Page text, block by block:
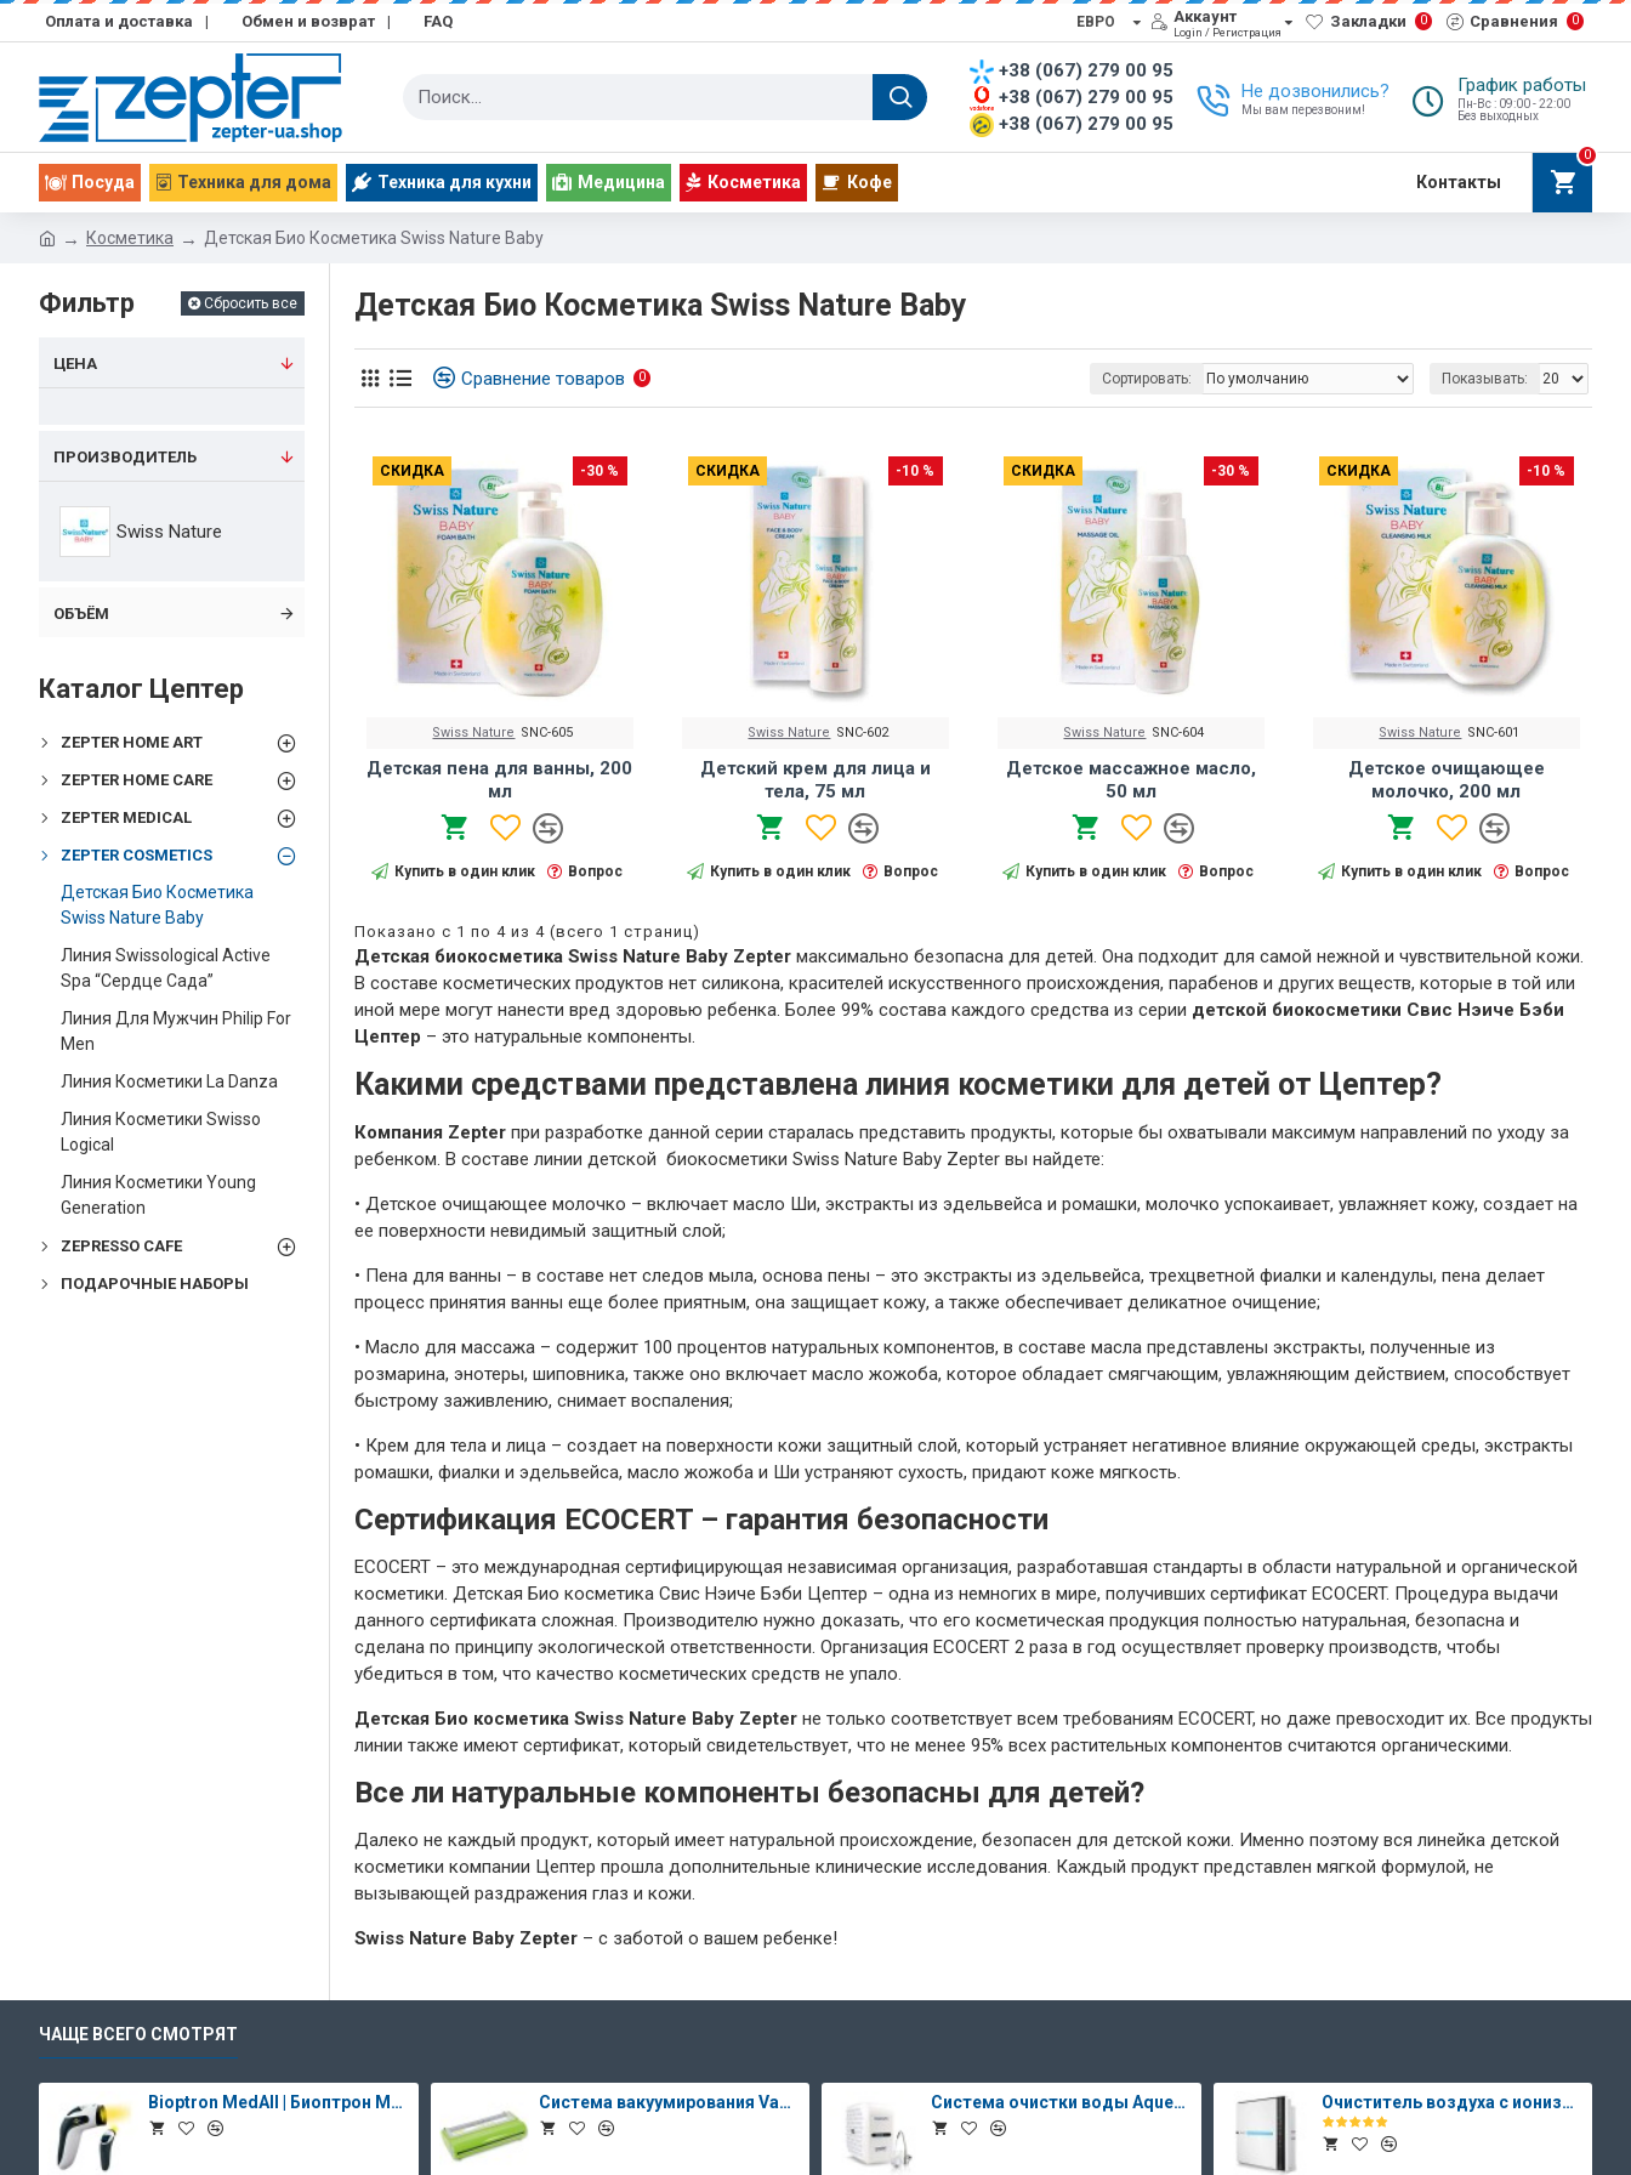
Оплата и доставка | Обмен и возврат | FAQ ЕВРО Аккаунт
Login / Регистрация
Закладки 0 Сравнения 0
+38 (067) 279 00 95
+38 (067) 279 00 95
+38 (067) 279 00 95
Не дозвонились?
Мы вам перезвоним!
График работы
Пн-Вс : 09:00 - 22:00
Без выходных
Посуда Техника для дома Техника для кухни Медицина Косметика Кофе Контакты
0
Косметика Детская Био Косметика Swiss Nature Baby
Фильтр Сбросить все
ЦЕНА
ПРОИЗВОДИТЕЛЬ
Swiss Nature
ОБЪЁМ
Каталог Цептер
ZEPTER HOME ART
ZEPTER HOME CARE
ZEPTER MEDICAL
ZEPTER COSMETICS
Детская Био Косметика
Swiss Nature Baby
Линия Swissological Active
Spa “Сердце Сада”
Линия Для Мужчин Philip For
Men
Линия Косметики La Danza
Линия Косметики Swisso
Logical
Линия Косметики Young
Generation
ZEPRESSO CAFE
ПОДАРОЧНЫЕ НАБОРЫ
Детская Био Косметика Swiss Nature Baby
Детская биокосметика Swiss Nature Baby Zepter максимально безопасна для детей. Она подходит для самой нежной и чувствительной кожи.
В составе косметических продуктов нет силикона, красителей искусственного происхождения, парабенов и других веществ, которые в той или
иной мере могут нанести вред здоровью ребенка. Более 99% состава каждого средства из серии детской биокосметики Свис Нэиче Бэби
Цептер – это натуральные компоненты.
Какими средствами представлена линия косметики для детей от Цептер?
Компания Zepter при разработке данной серии старалась представить продукты, которые бы охватывали максимум направлений по уходу за
ребенком. В составе линии детской биокосметики Swiss Nature Baby Zepter вы найдете:
• Детское очищающее молочко – включает масло Ши, экстракты из эдельвейса и ромашки, молочко успокаивает, увлажняет кожу, создает на
ее поверхности невидимый защитный слой;
• Пена для ванны – в составе нет следов мыла, основа пены – это экстракты из эдельвейса, трехцветной фиалки и календулы, пена делает
процесс принятия ванны еще более приятным, она защищает кожу, а также обеспечивает деликатное очищение;
• Масло для массажа – содержит 100 процентов натуральных компонентов, в составе масла представлены экстракты, полученные из
розмарина, энотеры, шиповника, также оно включает масло жожоба, которое обладает смягчающим, увлажняющим действием, способствует
быстрому заживлению, снимает воспаления;
• Крем для тела и лица – создает на поверхности кожи защитный слой, который устраняет негативное влияние окружающей среды, экстракты
ромашки, фиалки и эдельвейса, масло жожоба и Ши устраняют сухость, придают коже мягкость.
Сертификация ECOCERT – гарантия безопасности
ECOCERT – это международная сертифицирующая независимая организация, разработавшая стандарты в области натуральной и органической
косметики. Детская Био косметика Свис Нэиче Бэби Цептер – одна из немногих в мире, получивших сертификат ECOCERT. Процедура выдачи
данного сертификата сложная. Производителю нужно доказать, что его косметическая продукция полностью натуральная, безопасна и
сделана по принципу экологической ответственности. Организация ECOCERT 2 раза в год осуществляет проверку производств, чтобы
убедиться в том, что качество косметических средств не упало.
Детская Био косметика Swiss Nature Baby Zepter не только соответствует всем требованиям ECOCERT, но даже превосходит их. Все продукты
линии также имеют сертификат, который свидетельствует, что не менее 95% всех растительных компонентов считаются органическими.
Все ли натуральные компоненты безопасны для детей?
Далеко не каждый продукт, который имеет натуральной происхождение, безопасен для детской кожи. Именно поэтому вся линейка детской
косметики компании Цептер прошла дополнительные клинические исследования. Каждый продукт представлен мягкой формулой, не
вызывающей раздражения глаз и кожи.
Swiss Nature Baby Zepter – с заботой о вашем ребенке!
Сравнение товаров 0 Сортировать: Показывать:
СКИДКА -30 %
Swiss Nature SNC-605
Детская пена для ванны, 200
мл
Купить в один клик Вопрос
СКИДКА -10 %
Swiss Nature SNC-602
Детский крем для лица и
тела, 75 мл
Купить в один клик Вопрос
СКИДКА -30 %
Swiss Nature SNC-604
Детское массажное масло,
50 мл
Купить в один клик Вопрос
СКИДКА -10 %
Swiss Nature SNC-601
Детское очищающее
молочко, 200 мл
Купить в один клик Вопрос
Показано с 1 по 4 из 4 (всего 1 страниц)
ЧАЩЕ ВСЕГО СМОТРЯТ
Bioptron MedAll | Биоптрон Медолл Система вакуумирования Vacsy Система очистки воды Aqueena PRO Очиститель воздуха с ионизатором Therapy Air Ion